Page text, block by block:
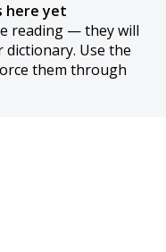
here yet
reading — they will
dictionary. Use the
them through